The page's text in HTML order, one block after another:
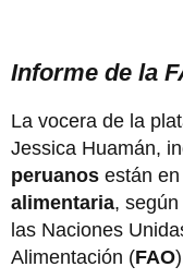
Informe de la
La vocera de la
Jessica Huamán,
peruanos están
alimentaria,
las Naciones
Alimentación (FAO